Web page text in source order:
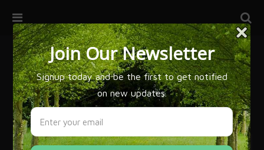
32ª edición de Ciutat Flamenco 2026 * 16 – 25 Octubre,